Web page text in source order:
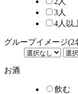
3人
4人以
グループイメージ(2
お酒
飲む